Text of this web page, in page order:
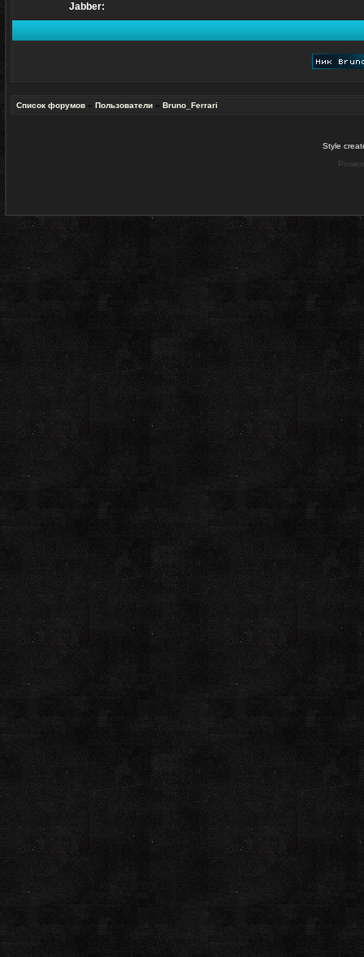
Jabber:
Список форумов » Пользователи » Bruno_Ferrari
Style